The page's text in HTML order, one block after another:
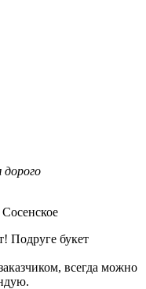
Подруге букет
всегда можно